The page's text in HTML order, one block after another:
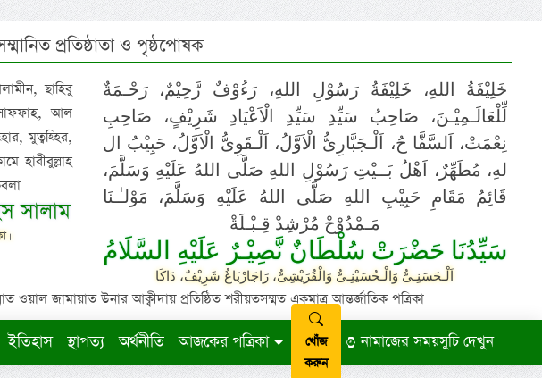
প্রতিষ্ঠাতা ও পৃষ্ঠপোষক
ছাহিবু
সাফফাহ, আল
মুত্বহ্হির,
হাবীবুল্লাহ
সালাম
خَلِيْفَةُ اللهِ، خَلِيْفَةُ رَسُوْلِ اللهِ، رَءُوْفٌ رَّحِيْمٌ، رَحْـمَةٌ
لِّلْعَالَـمِيْـنَ، صَاحِبُ سَيِّدِ سَيِّدِ الْاَعْيَادِ شَرِيْفٍ، صَاحِبِ
نِعْمَتْ، اَلسَّفَّا حُ، اَلْـجَبَّارِىُّ الْاَوَّلُ، اَلْـقَوِىُّ الْاَوَّلُ، حَبِيْبُ ال
لهِ، مُطَهِّرٌ، اَهْلُ بَــيْتِ رَسُوْلِ اللهِ صَلَّى اللهُ عَلَيْهِ وَسَلَّمَ،
قَائِمُ مَقَامِ حَبِيْبِ اللهِ صَلَّى اللهُ عَلَيْهِ وَسَلَّمَ، مَوْلـٰـنَا
مَـمْدُوْحْ مُرْشِدْ قِـبْـلَةْ
سَيِّدُنَا حَضْرَتْ سُلْطَانٌ نَّصِيْـرٌ عَلَيْهِ السَّلَامُ
اَلْـحَسَنِـىُّ وَالْـحُسَيْنِـىُّ وَالْقُرَيْشِىُّ، رَاجَارْبَاغُ شَرِيْفٌ، دَاكَا
জামায়াত উনার আক্বীদায় প্রতিষ্ঠিত শরীয়তসম্মত একমাত্র আন্তর্জাতিক পত্রিকা
ইতিহাস স্থাপত্য অর্থনীতি আজকের পত্রিকা
খোঁজ
করুন
নামাজের সময়সুচি দেখুন